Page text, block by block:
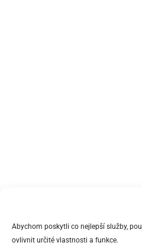
Abychom poskytli co nejlepší služby,
ovlivnit určité vlastnosti a funkce.